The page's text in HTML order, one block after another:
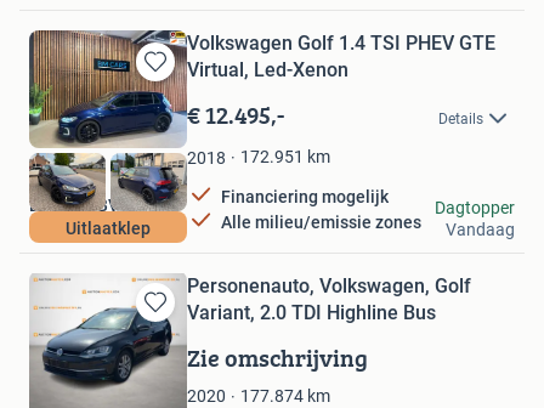
Bewaren
in
Mijn
Favorieten
Uitlaatklep
Volkswagen Golf 1.4 TSI PHEV GTE
Virtual, Led-Xenon
€ 12.495,- Details
2018 172.951 km
Financiering mogelijk
Alle milieu/emissie zones
BM Cars BV
Boxtel
Dagtopper
Vandaag
Bewaren
in
Mijn
Favorieten
Personenauto, Volkswagen, Golf
Variant, 2.0 TDI Highline Bus
Zie omschrijving
2020 177.874 km